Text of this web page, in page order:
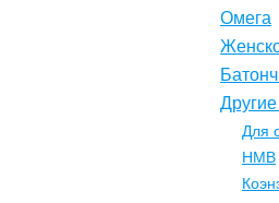
Омега
Для
НМВ